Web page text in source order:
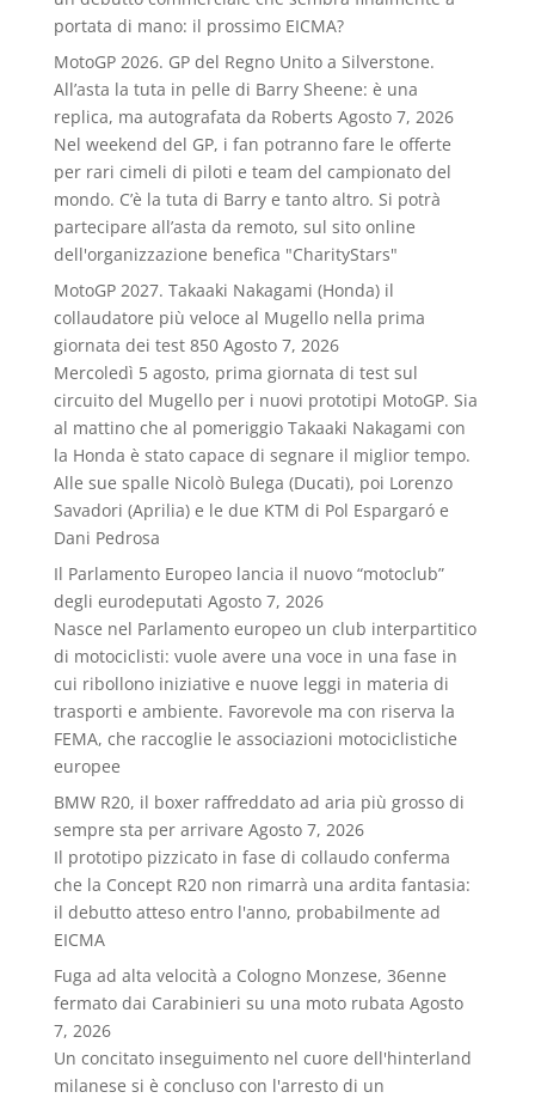
portata di mano: il prossimo EICMA?
MotoGP 2026. GP del Regno Unito a Silverstone.
All’asta la tuta in pelle di Barry Sheene: è una
replica, ma autografata da Roberts Agosto 7, 2026
Nel weekend del GP, i fan potranno fare le offerte
per rari cimeli di piloti e team del campionato del
mondo. C’è la tuta di Barry e tanto altro. Si potrà
partecipare all’asta da remoto, sul sito online
dell'organizzazione benefica "CharityStars"
MotoGP 2027. Takaaki Nakagami (Honda) il
collaudatore più veloce al Mugello nella prima
giornata dei test 850 Agosto 7, 2026
Mercoledì 5 agosto, prima giornata di test sul
circuito del Mugello per i nuovi prototipi MotoGP. Sia
al mattino che al pomeriggio Takaaki Nakagami con
la Honda è stato capace di segnare il miglior tempo.
Alle sue spalle Nicolò Bulega (Ducati), poi Lorenzo
Savadori (Aprilia) e le due KTM di Pol Espargaró e
Dani Pedrosa
Il Parlamento Europeo lancia il nuovo “motoclub”
degli eurodeputati Agosto 7, 2026
Nasce nel Parlamento europeo un club interpartitico
di motociclisti: vuole avere una voce in una fase in
cui ribollono iniziative e nuove leggi in materia di
trasporti e ambiente. Favorevole ma con riserva la
FEMA, che raccoglie le associazioni motociclistiche
europee
BMW R20, il boxer raffreddato ad aria più grosso di
sempre sta per arrivare Agosto 7, 2026
Il prototipo pizzicato in fase di collaudo conferma
che la Concept R20 non rimarrà una ardita fantasia:
il debutto atteso entro l'anno, probabilmente ad
EICMA
Fuga ad alta velocità a Cologno Monzese, 36enne
fermato dai Carabinieri su una moto rubata Agosto
7, 2026
Un concitato inseguimento nel cuore dell'hinterland
milanese si è concluso con l'arresto di un